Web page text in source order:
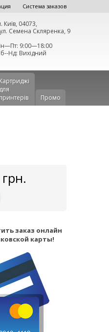
Система заказов
Київ, 04073,
Семена Скляренка, 9
9:00—18:00
Нд: Вихідний
Картриджі
для
принтерів
Промо
грн.
заказ онлайн
карты!